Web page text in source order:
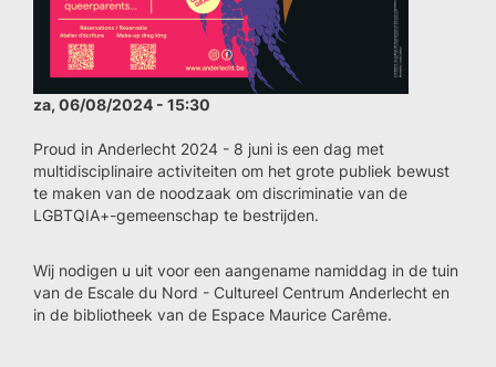
za, 06/08/2024 - 15:30
Proud in Anderlecht 2024 - 8 juni is een dag met
multidisciplinaire activiteiten om het grote publiek bewust
te maken van de noodzaak om discriminatie van de
LGBTQIA+-gemeenschap te bestrijden.
Wij nodigen u uit voor een aangename namiddag in de tuin
van de Escale du Nord - Cultureel Centrum Anderlecht en
in de bibliotheek van de Espace Maurice Carême.